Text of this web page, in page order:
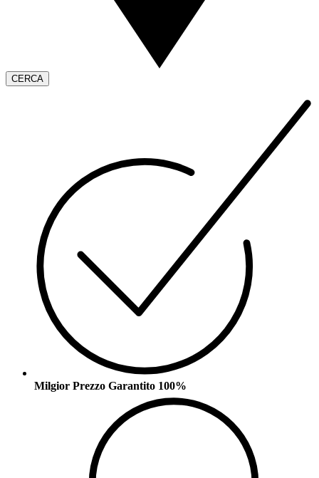
CERCA
Milgior Prezzo Garantito 100%